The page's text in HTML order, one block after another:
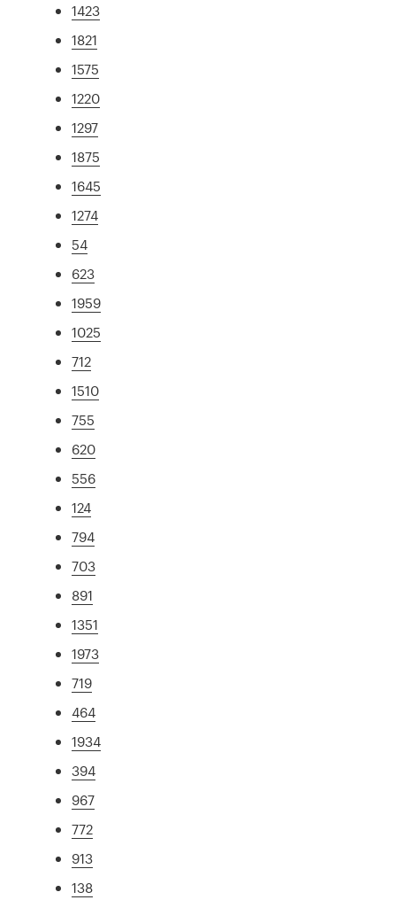
1423
1821
1575
1220
1297
1875
1645
1274
54
623
1959
1025
712
1510
755
620
556
124
794
703
891
1351
1973
719
464
1934
394
967
772
913
138